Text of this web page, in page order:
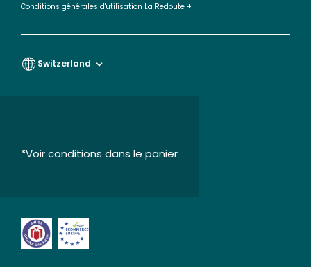
Conditions générales d'utilisation La Redoute +
Switzerland
*Voir conditions dans le panier